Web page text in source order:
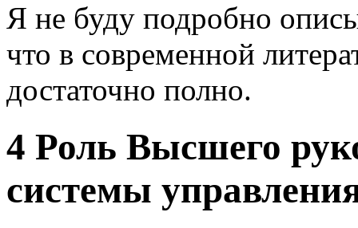
Я не буду подробно
что в современной
достаточно полно.
4 Роль Высшего
системы